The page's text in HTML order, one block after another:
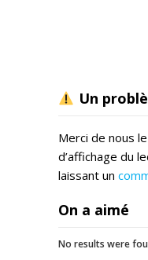
Un
Merci de nous
d’affichage du
laissant un
On a aimé
No results were